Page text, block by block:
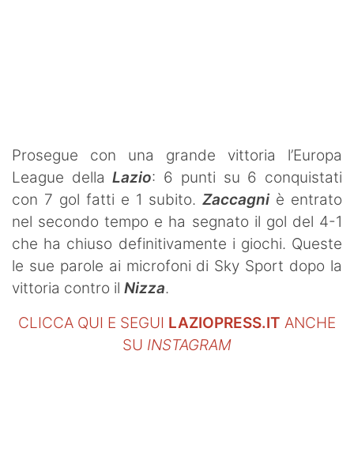
Prosegue con una grande vittoria l’Europa
League dellaLazio: 6 punti su 6 conquistati
con 7 gol fatti e 1 subito. Zaccagni è entrato
nel secondo tempo e ha segnato il gol del 4-1
che ha chiuso definitivamente i giochi. Queste
le sue parole ai microfoni di Sky Sport dopo la
vittoria contro il Nizza.
CLICCA QUI E SEGUI LAZIOPRESS.IT ANCHE
SU INSTAGRAM